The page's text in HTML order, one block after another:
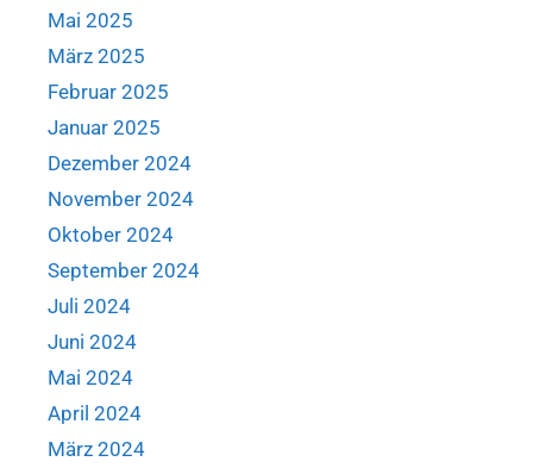
Mai 2025
März 2025
Februar 2025
Januar 2025
Dezember 2024
November 2024
Oktober 2024
September 2024
Juli 2024
Juni 2024
Mai 2024
April 2024
März 2024